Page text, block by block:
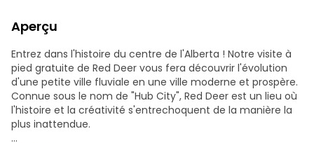
Aperçu
Entrez dans l'histoire du centre de l'Alberta ! Notre visite à
pied gratuite de Red Deer vous fera découvrir l'évolution
d'une petite ville fluviale en une ville moderne et prospère.
Connue sous le nom de "Hub City", Red Deer est un lieu où
l'histoire et la créativité s'entrechoquent de la manière la
plus inattendue.